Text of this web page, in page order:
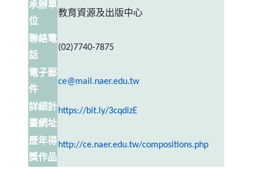
承辦單
位
教育資源及出版中心
聯絡電
話
(02)7740-7875
電子郵
件
ce@mail.naer.edu.tw
詳細計
畫網址
https://bit. ly/3cqdizE（另開新視窗）
歷年得
獎作品
http://ce.naer.edu.tw/compositions.php（另開新視